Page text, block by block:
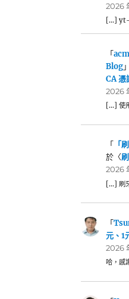
2026
[…]
「
Blog
CA 憑
2026
[…] 使
「 「
於〈
2026
[…] 刷
「
元、1
2026
哈，感